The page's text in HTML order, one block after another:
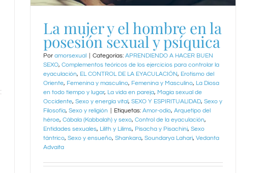
La mujer y el hombre en la
posesión sexual y psíquica
Por amorsexual Categorías: APRENDIENDO A HACER BUEN
SEXO, Complementos teóricos de los ejercicios para controlar la
eyaculación, EL CONTROL DE LA EYACULACIÓN, Erotismo del
Oriente, Femenina y masculino, Femenina y Masculino, La Diosa
en todo tiempo y lugar, La vida en pareja, Magia sexual de
Occidente, Sexo y energía vital, SEXO Y ESPIRITUALIDAD, Sexo y
Filosofía, Sexo y religión Etiquetas: Amor-odio, Arquetipo del
héroe, Cábala (Kabbalah) y sexo, Control de la eyaculación,
Entidades sexuales, Lilith y Lilims, Pisacha y Pisachini, Sexo
tántrico, Sexo y ensueño, Shankara, Soundarya Lahari, Vedanta
Advaita